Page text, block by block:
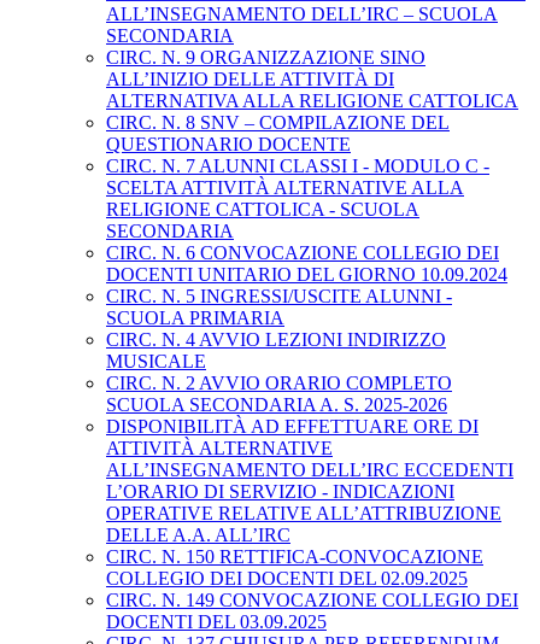
ALL’INSEGNAMENTO DELL’IRC – SCUOLA
SECONDARIA
CIRC. N. 9 ORGANIZZAZIONE SINO
ALL’INIZIO DELLE ATTIVITÀ DI
ALTERNATIVA ALLA RELIGIONE CATTOLICA
CIRC. N. 8 SNV – COMPILAZIONE DEL
QUESTIONARIO DOCENTE
CIRC. N. 7 ALUNNI CLASSI I - MODULO C -
SCELTA ATTIVITÀ ALTERNATIVE ALLA
RELIGIONE CATTOLICA - SCUOLA
SECONDARIA
CIRC. N. 6 CONVOCAZIONE COLLEGIO DEI
DOCENTI UNITARIO DEL GIORNO 10.09.2024
CIRC. N. 5 INGRESSI/USCITE ALUNNI -
SCUOLA PRIMARIA
CIRC. N. 4 AVVIO LEZIONI INDIRIZZO
MUSICALE
CIRC. N. 2 AVVIO ORARIO COMPLETO
SCUOLA SECONDARIA A. S. 2025-2026
DISPONIBILITÀ AD EFFETTUARE ORE DI
ATTIVITÀ ALTERNATIVE
ALL’INSEGNAMENTO DELL’IRC ECCEDENTI
L’ORARIO DI SERVIZIO - INDICAZIONI
OPERATIVE RELATIVE ALL’ATTRIBUZIONE
DELLE A.A. ALL’IRC
CIRC. N. 150 RETTIFICA-CONVOCAZIONE
COLLEGIO DEI DOCENTI DEL 02.09.2025
CIRC. N. 149 CONVOCAZIONE COLLEGIO DEI
DOCENTI DEL 03.09.2025